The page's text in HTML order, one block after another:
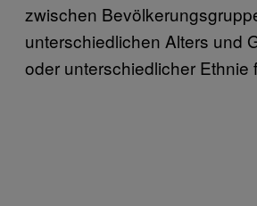
zwischen
unterschiedlichen Alters und
oder unterschiedlicher Ethnie